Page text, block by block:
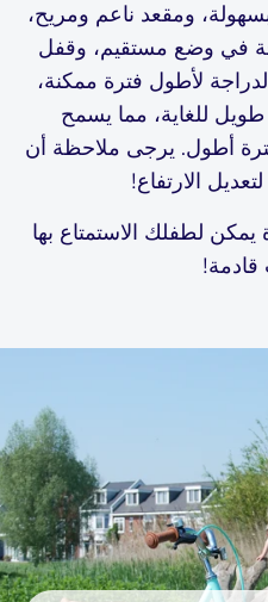
ومقعد ناعم ومريح،
في وضع مستقيم، وقفل
لأطول فترة ممكنة،
للغاية، مما يسمح
أطول. يرجى ملاحظة أن
الارتفاع!
يمكن لطفلك الاستمتاع بها
قادمة!